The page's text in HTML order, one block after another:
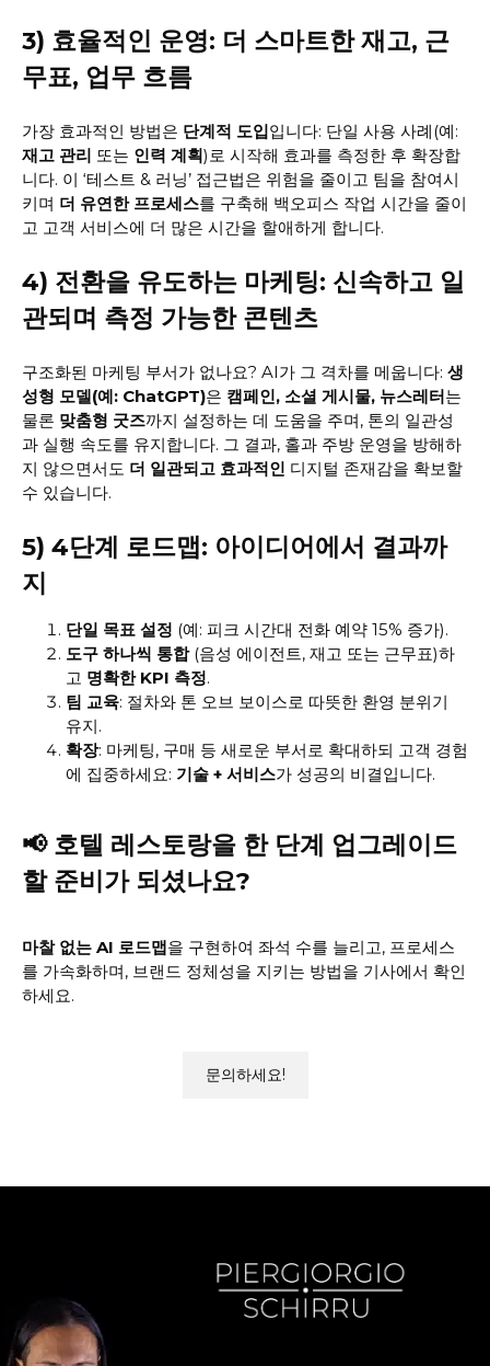
3) 효율적인 운영: 더 스마트한 재고, 근
무표, 업무 흐름
가장 효과적인 방법은 단계적 도입입니다: 단일 사용 사례(예:
재고 관리 또는 인력 계획)로 시작해 효과를 측정한 후 확장합
니다. 이 ‘테스트 & 러닝’ 접근법은 위험을 줄이고 팀을 참여시
키며 더 유연한 프로세스를 구축해 백오피스 작업 시간을 줄이
고 고객 서비스에 더 많은 시간을 할애하게 합니다.
4) 전환을 유도하는 마케팅: 신속하고 일
관되며 측정 가능한 콘텐츠
구조화된 마케팅 부서가 없나요? AI가 그 격차를 메웁니다: 생
성형 모델(예: ChatGPT)은 캠페인, 소셜 게시물, 뉴스레터는
물론 맞춤형 굿즈까지 설정하는 데 도움을 주며, 톤의 일관성
과 실행 속도를 유지합니다. 그 결과, 홀과 주방 운영을 방해하
지 않으면서도 더 일관되고 효과적인 디지털 존재감을 확보할
수 있습니다.
5) 4단계 로드맵: 아이디어에서 결과까
지
단일 목표 설정 (예: 피크 시간대 전화 예약 15% 증가).
도구 하나씩 통합(음성 에이전트, 재고 또는 근무표)하
고 명확한 KPI 측정.
팀 교육: 절차와 톤 오브 보이스로 따뜻한 환영 분위기
유지.
확장: 마케팅, 구매 등 새로운 부서로 확대하되 고객 경험
에 집중하세요: 기술 + 서비스가 성공의 비결입니다.
📢 호텔 레스토랑을 한 단계 업그레이드
할 준비가 되셨나요?
마찰 없는 AI 로드맵을 구현하여 좌석 수를 늘리고, 프로세스
를 가속화하며, 브랜드 정체성을 지키는 방법을 기사에서 확인
하세요.
문의하세요!